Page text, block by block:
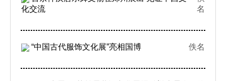
化交流
名
“中国古代服饰文化展”亮相国博 佚名